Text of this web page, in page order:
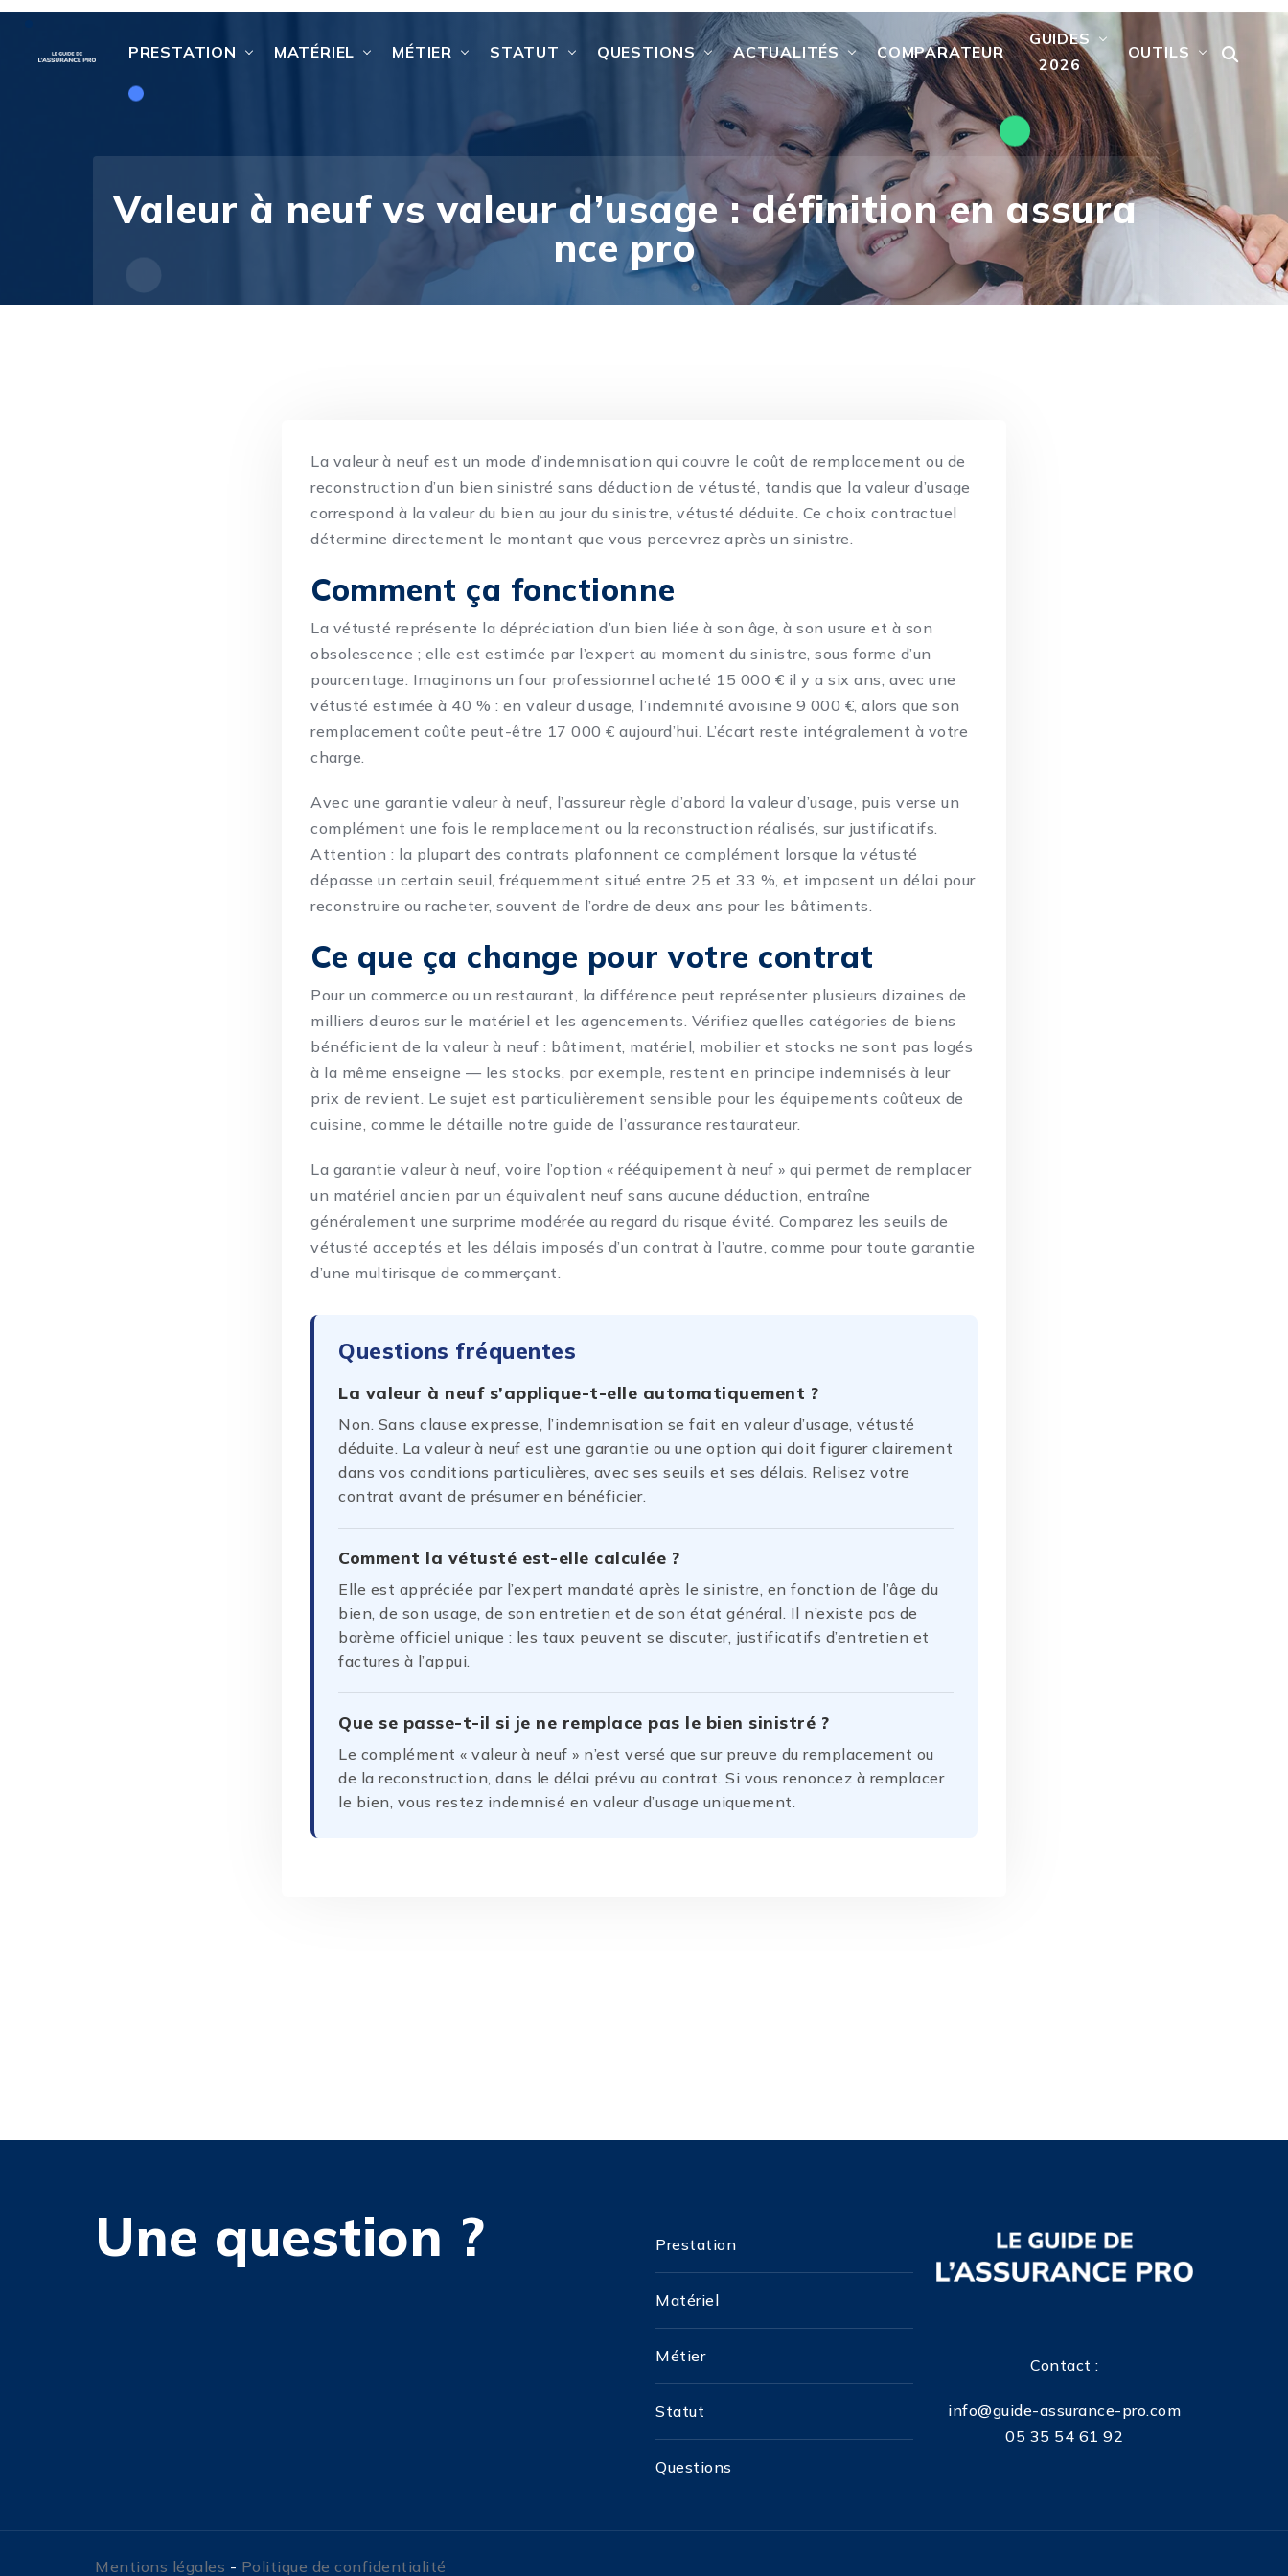
PRESTATION MATÉRIEL MÉTIER STATUT QUESTIONS ACTUALITÉS COMPARATEUR
GUIDES
2026
OUTILS
Valeur à neuf vs valeur d’usage : définition en assura
nce pro
La valeur à neuf est un mode d’indemnisation qui couvre le coût de remplacement ou de
reconstruction d’un bien sinistré sans déduction de vétusté, tandis que la valeur d’usage
correspond à la valeur du bien au jour du sinistre, vétusté déduite. Ce choix contractuel
détermine directement le montant que vous percevrez après un sinistre.
Comment ça fonctionne
La vétusté représente la dépréciation d’un bien liée à son âge, à son usure et à son
obsolescence ; elle est estimée par l’expert au moment du sinistre, sous forme d’un
pourcentage. Imaginons un four professionnel acheté 15 000 € il y a six ans, avec une
vétusté estimée à 40 % : en valeur d’usage, l’indemnité avoisine 9 000 €, alors que son
remplacement coûte peut-être 17 000 € aujourd’hui. L’écart reste intégralement à votre
charge.
Avec une garantie valeur à neuf, l’assureur règle d’abord la valeur d’usage, puis verse un
complément une fois le remplacement ou la reconstruction réalisés, sur justificatifs.
Attention : la plupart des contrats plafonnent ce complément lorsque la vétusté
dépasse un certain seuil, fréquemment situé entre 25 et 33 %, et imposent un délai pour
reconstruire ou racheter, souvent de l’ordre de deux ans pour les bâtiments.
Ce que ça change pour votre contrat
Pour un commerce ou un restaurant, la différence peut représenter plusieurs dizaines de
milliers d’euros sur le matériel et les agencements. Vérifiez quelles catégories de biens
bénéficient de la valeur à neuf : bâtiment, matériel, mobilier et stocks ne sont pas logés
à la même enseigne — les stocks, par exemple, restent en principe indemnisés à leur
prix de revient. Le sujet est particulièrement sensible pour les équipements coûteux de
cuisine, comme le détaille notre guide de l’assurance restaurateur.
La garantie valeur à neuf, voire l’option « rééquipement à neuf » qui permet de remplacer
un matériel ancien par un équivalent neuf sans aucune déduction, entraîne
généralement une surprime modérée au regard du risque évité. Comparez les seuils de
vétusté acceptés et les délais imposés d’un contrat à l’autre, comme pour toute garantie
d’une multirisque de commerçant.
Questions fréquentes
La valeur à neuf s’applique-t-elle automatiquement ?
Non. Sans clause expresse, l’indemnisation se fait en valeur d’usage, vétusté
déduite. La valeur à neuf est une garantie ou une option qui doit figurer clairement
dans vos conditions particulières, avec ses seuils et ses délais. Relisez votre
contrat avant de présumer en bénéficier.
Comment la vétusté est-elle calculée ?
Elle est appréciée par l’expert mandaté après le sinistre, en fonction de l’âge du
bien, de son usage, de son entretien et de son état général. Il n’existe pas de
barème officiel unique : les taux peuvent se discuter, justificatifs d’entretien et
factures à l’appui.
Que se passe-t-il si je ne remplace pas le bien sinistré ?
Le complément « valeur à neuf » n’est versé que sur preuve du remplacement ou
de la reconstruction, dans le délai prévu au contrat. Si vous renoncez à remplacer
le bien, vous restez indemnisé en valeur d’usage uniquement.
Une question ? Prestation
Matériel
Métier
Statut
Questions
Contact :
info@guide-assurance-pro.com
05 35 54 61 92
Mentions légales - Politique de confidentialité